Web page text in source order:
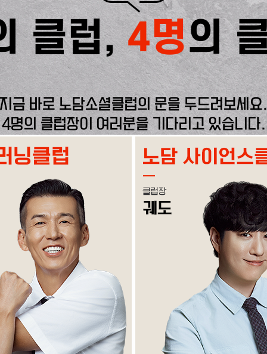
클럽,4명의
지금 바로 노담소셜클럽의 문을 두드려보세요.
4명의 클럽장이 여러분을 기다리고 있습니다.